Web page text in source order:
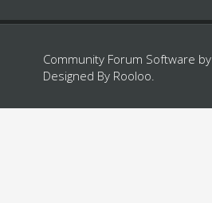
Community Forum Software by
Designed By Rooloo.